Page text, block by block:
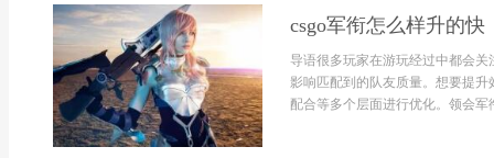
csgo军衔怎么样升的快
导语很多玩家在游玩经过中都会
影响匹配到的队友质量。想要提
配合等多个层面进行优化。领会军